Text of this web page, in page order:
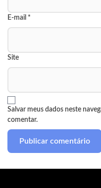
E-mail *
Site
Salvar meus dados neste
comentar.